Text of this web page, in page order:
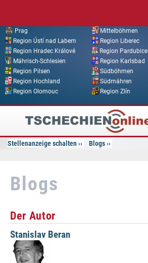
Prag
Mittelböhmen
Region Ústí nad Labem
Region Liberec
Region Hradec Králové
Region Pardubice
Mährisch-Schlesien
Region Karlsbad
Region Pilsen
Südböhmen
Region Hochland
Südmähren
Region Olomouc
Region Zlín
Tschechien
Online
Stellenanzeige schalten Blogs
Blogs
Der Autor
Stanislav Beran